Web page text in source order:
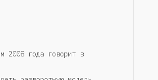
2008 года говорит в